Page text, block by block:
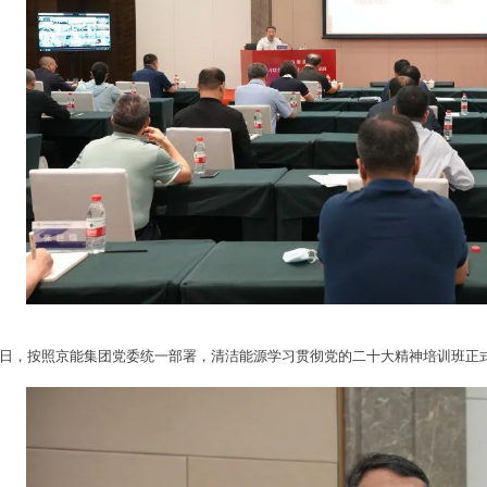
，按照京能集团党委统一部署，清洁能源学习贯彻党的二十大精神培训班正